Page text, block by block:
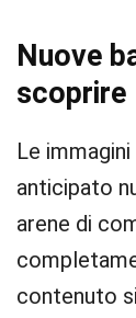
Nuove
scoprire
Le
anticipato
arene di
contenuto